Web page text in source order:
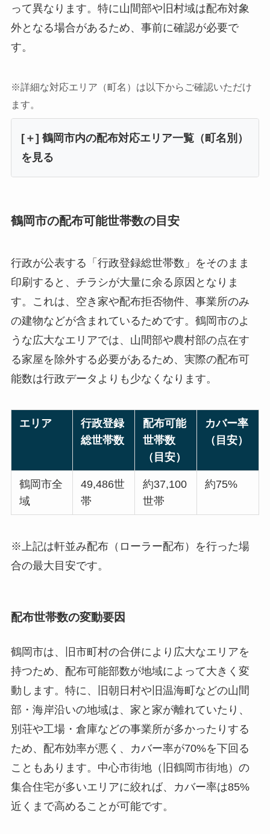
って異なります。特に山間部や旧村域は配布対象
外となる場合があるため、事前に確認が必要で
す。
※詳細な対応エリア（町名）は以下からご確認いただけ
ます。
[＋] 鶴岡市内の配布対応エリア一覧（町名別）
を見る
鶴岡市の配布可能世帯数の目安
行政が公表する「行政登録総世帯数」をそのまま
印刷すると、チラシが大量に余る原因となりま
す。これは、空き家や配布拒否物件、事業所のみ
の建物などが含まれているためです。鶴岡市のよ
うな広大なエリアでは、山間部や農村部の点在す
る家屋を除外する必要があるため、実際の配布可
能数は行政データよりも少なくなります。
エリア
行政登録
総世帯数
配布可能
世帯数
（目安）
カバー率
（目安）
鶴岡市全
域
49,486世
帯
約37,100
世帯
約75%
※上記は軒並み配布（ローラー配布）を行った場
合の最大目安です。
配布世帯数の変動要因
鶴岡市は、旧市町村の合併により広大なエリアを
持つため、配布可能部数が地域によって大きく変
動します。特に、旧朝日村や旧温海町などの山間
部・海岸沿いの地域は、家と家が離れていたり、
別荘や工場・倉庫などの事業所が多かったりする
ため、配布効率が悪く、カバー率が70%を下回る
こともあります。中心市街地（旧鶴岡市街地）の
集合住宅が多いエリアに絞れば、カバー率は85%
近くまで高めることが可能です。